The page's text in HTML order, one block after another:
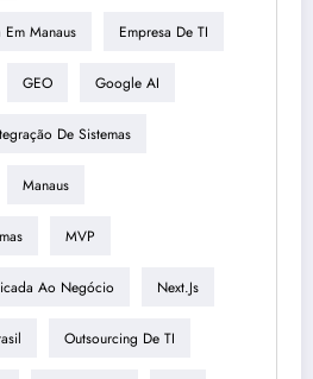
Manaus Empresa De TI
GEO Google AI
De Sistemas
Manaus
MVP
Ao Negócio Next.js
Outsourcing De TI